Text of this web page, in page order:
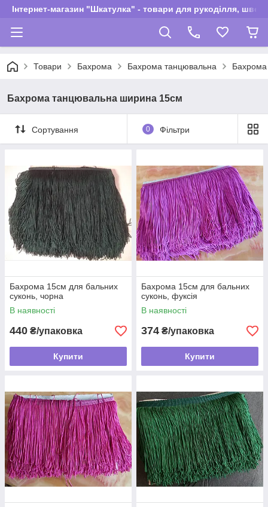
Інтернет-магазин "Шкатулка" - товари для рукоділля,
Товари Бахрома Бахрома танцювальна
Бахрома танцювальна ширина 15см
Сортування 0 Фільтри
Бахрома 15см для бальних
суконь, чорна
В наявності
440 ₴/упаковка
Купити
Бахрома 15см для бальних
суконь, фуксія
В наявності
374 ₴/упаковка
Купити